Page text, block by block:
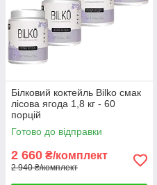
Білковий коктейль Bilko смак
лісова ягода 1,8 кг - 60
порцій
Готово до відправки
2 660 ₴/комплект
2 940 ₴/комплект